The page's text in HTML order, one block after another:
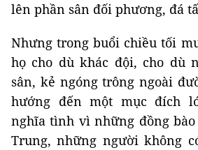
lên phần sân đối phương, đá
Nhưng trong buổi chiều tối
họ cho dù khác đội, cho dù
sân, kẻ ngóng trông ngoài
hướng đến một mục đích
nghĩa tình vì những đồng
Trung, những người không